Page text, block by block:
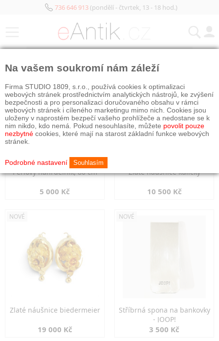
736 646 913(pondělí - čtvrtek, 13 - 18 hod.)
Perlový náhrdelník, 80 cm
5 000 Kč
Zlaté náušnice kuličky
10 500 Kč
NOVÉ
Zlaté náušnice biedermeier
19 000 Kč
NOVÉ
Stříbrná spona na bankovky
- JOOP!
3 500 Kč
Na vašem soukromí nám záleží
Firma STUDIO 1809, s.r.o., používá cookies k optimalizaci
webových stránek prostřednictvím analytických nástrojů, ke zvýšení
bezpečnosti a pro personalizaci doručovaného obsahu v rámci
webových stránek i cíleného marketingu mimo nich. Cookies jsou
uloženy v naprostém bezpečí vašeho prohlížeče a nedostane se k
nim nikdo, kdo nemá. Pokud nesouhlasíte, můžete povolit pouze
nezbytné cookies, které mají na starost základní funkce webových
stránek.
Podrobné nastavení Souhlasím